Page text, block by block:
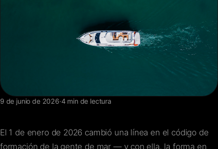
9 de junio de 2026·4 min de lectura
El 1 de enero de 2026 cambió una línea en el código de
formación de la gente de mar — y con ella, la forma en